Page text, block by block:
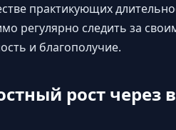
практикующих
регулярно следить за
и благополучие.
рост через